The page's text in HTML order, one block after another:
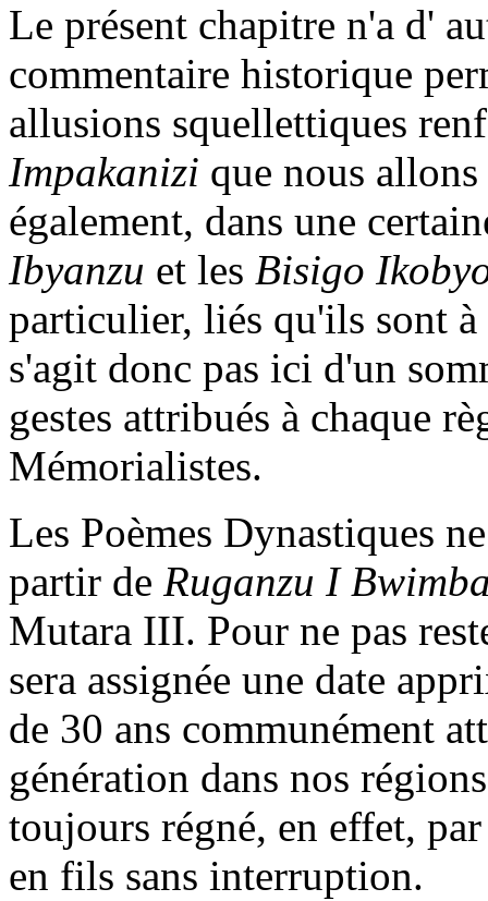
Le présent chapitre n'a d'
commentaire historique
allusions squellettiques
Impakanizi que nous
également, dans une
Ibyanzu et les Bisigo
particulier, liés qu'ils sont à
s'agit donc pas ici d'un
gestes attribués à chaque
Mémorialistes.
Les Poèmes Dynastiques
partir de Ruganzu I
Mutara III. Pour ne pas
sera assignée une date
de 30 ans communément
génération dans nos
toujours régné, en effet,
en fils sans interruption.